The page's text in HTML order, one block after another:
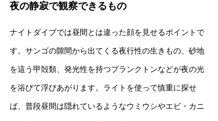
夜の静寂で観察できるもの
ナイトダイブでは昼間とは違った顔を見せるポイントで
す。サンゴの隙間から出てくる夜行性の生きもの、砂地
を這う甲殻類、発光性を持つプランクトンなどが夜の光
を浴びて浮びあがります。ライトを使って慎重に探せ
ば、普段昼間は隠れているようなウミウシやエビ・カニ